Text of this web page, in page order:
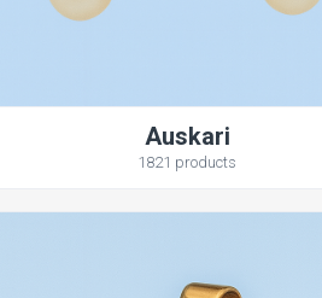
Auskari
1821 products